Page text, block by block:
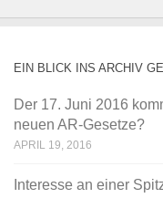
EIN BLICK INS ARCHIV
Der 17. Juni 2016
neuen AR-Gesetze?
APRIL 19, 2016
Interesse an einer